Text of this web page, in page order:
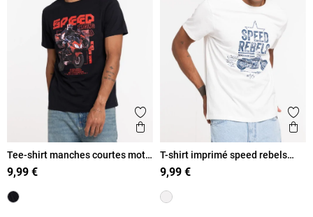
Ajouter aux favoris
Aperçu rapide
Tee-shirt manches courtes moto
homme
9,99 €
T-shirt imprimé speed rebels
homme
9,99 €